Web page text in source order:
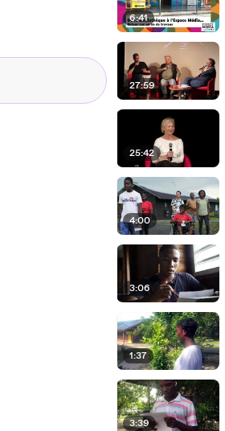
6:41
27:59
25:42
4:00
3:06
1:37
3:39